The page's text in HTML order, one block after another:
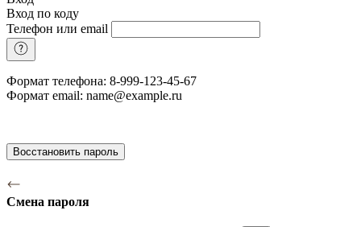
Вход по коду
Телефон или email
Формат телефона: 8-999-123-45-67
Формат email: name@example.ru
Восстановить пароль
Смена пароля